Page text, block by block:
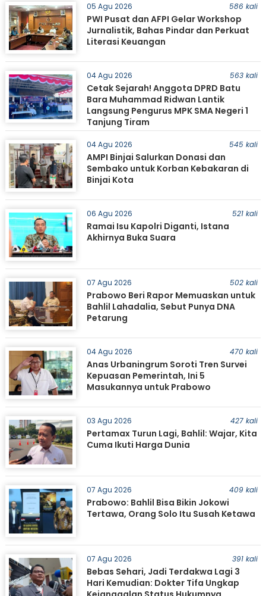
05 Agu 2026 586 kali
PWI Pusat dan AFPI Gelar Workshop
Jurnalistik, Bahas Pindar dan Perkuat
Literasi Keuangan
04 Agu 2026 563 kali
Cetak Sejarah! Anggota DPRD Batu
Bara Muhammad Ridwan Lantik
Langsung Pengurus MPK SMA Negeri 1
Tanjung Tiram
04 Agu 2026 545 kali
AMPI Binjai Salurkan Donasi dan
Sembako untuk Korban Kebakaran di
Binjai Kota
06 Agu 2026 521 kali
Ramai Isu Kapolri Diganti, Istana
Akhirnya Buka Suara
07 Agu 2026 502 kali
Prabowo Beri Rapor Memuaskan untuk
Bahlil Lahadalia, Sebut Punya DNA
Petarung
04 Agu 2026 470 kali
Anas Urbaningrum Soroti Tren Survei
Kepuasan Pemerintah, Ini 5
Masukannya untuk Prabowo
03 Agu 2026 427 kali
Pertamax Turun Lagi, Bahlil: Wajar, Kita
Cuma Ikuti Harga Dunia
07 Agu 2026 409 kali
Prabowo: Bahlil Bisa Bikin Jokowi
Tertawa, Orang Solo Itu Susah Ketawa
07 Agu 2026 391 kali
Bebas Sehari, Jadi Terdakwa Lagi 3
Hari Kemudian: Dokter Tifa Ungkap